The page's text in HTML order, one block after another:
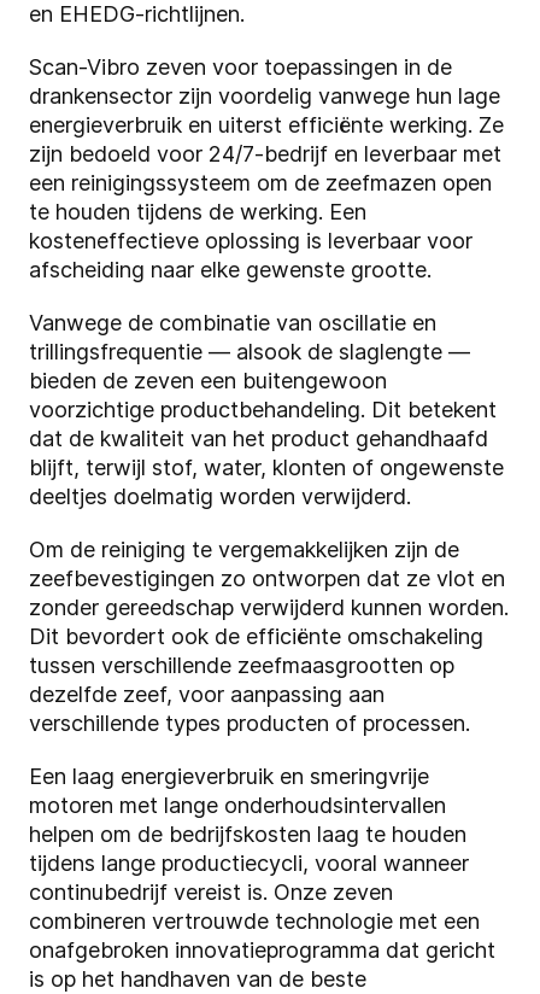
en EHEDG-richtlijnen.
Scan-Vibro zeven voor toepassingen in de
drankensector zijn voordelig vanwege hun lage
energieverbruik en uiterst efficiënte werking. Ze
zijn bedoeld voor 24/7-bedrijf en leverbaar met
een reinigingssysteem om de zeefmazen open
te houden tijdens de werking. Een
kosteneffectieve oplossing is leverbaar voor
afscheiding naar elke gewenste grootte.
Vanwege de combinatie van oscillatie en
trillingsfrequentie — alsook de slaglengte —
bieden de zeven een buitengewoon
voorzichtige productbehandeling. Dit betekent
dat de kwaliteit van het product gehandhaafd
blijft, terwijl stof, water, klonten of ongewenste
deeltjes doelmatig worden verwijderd.
Om de reiniging te vergemakkelijken zijn de
zeefbevestigingen zo ontworpen dat ze vlot en
zonder gereedschap verwijderd kunnen worden.
Dit bevordert ook de efficiënte omschakeling
tussen verschillende zeefmaasgrootten op
dezelfde zeef, voor aanpassing aan
verschillende types producten of processen.
Een laag energieverbruik en smeringvrije
motoren met lange onderhoudsintervallen
helpen om de bedrijfskosten laag te houden
tijdens lange productiecycli, vooral wanneer
continubedrijf vereist is. Onze zeven
combineren vertrouwde technologie met een
onafgebroken innovatieprogramma dat gericht
is op het handhaven van de beste